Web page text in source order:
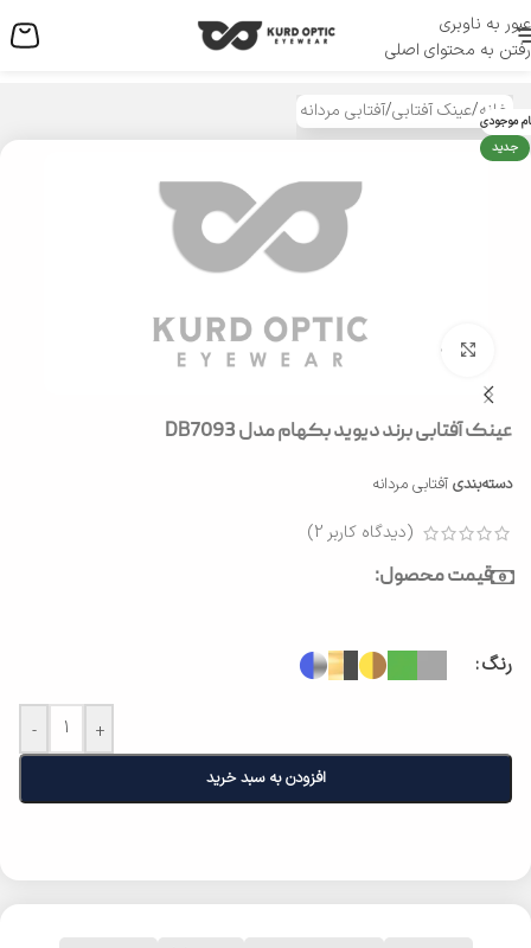
عبور به ناوبری
رفتن به محتوای اصلی
منو
خانه/عینک آفتابی/آفتابی مردانه
موجودی
جدید
بزرگنمایی تصویر
عینک آفتابی برند دیوید بکهام مدل DB7093
دسته‌بندی آفتابی مردانه
(دیدگاه کاربر 2
)
قیمت محصول:
رنگ
- +
افزودن به سبد خرید